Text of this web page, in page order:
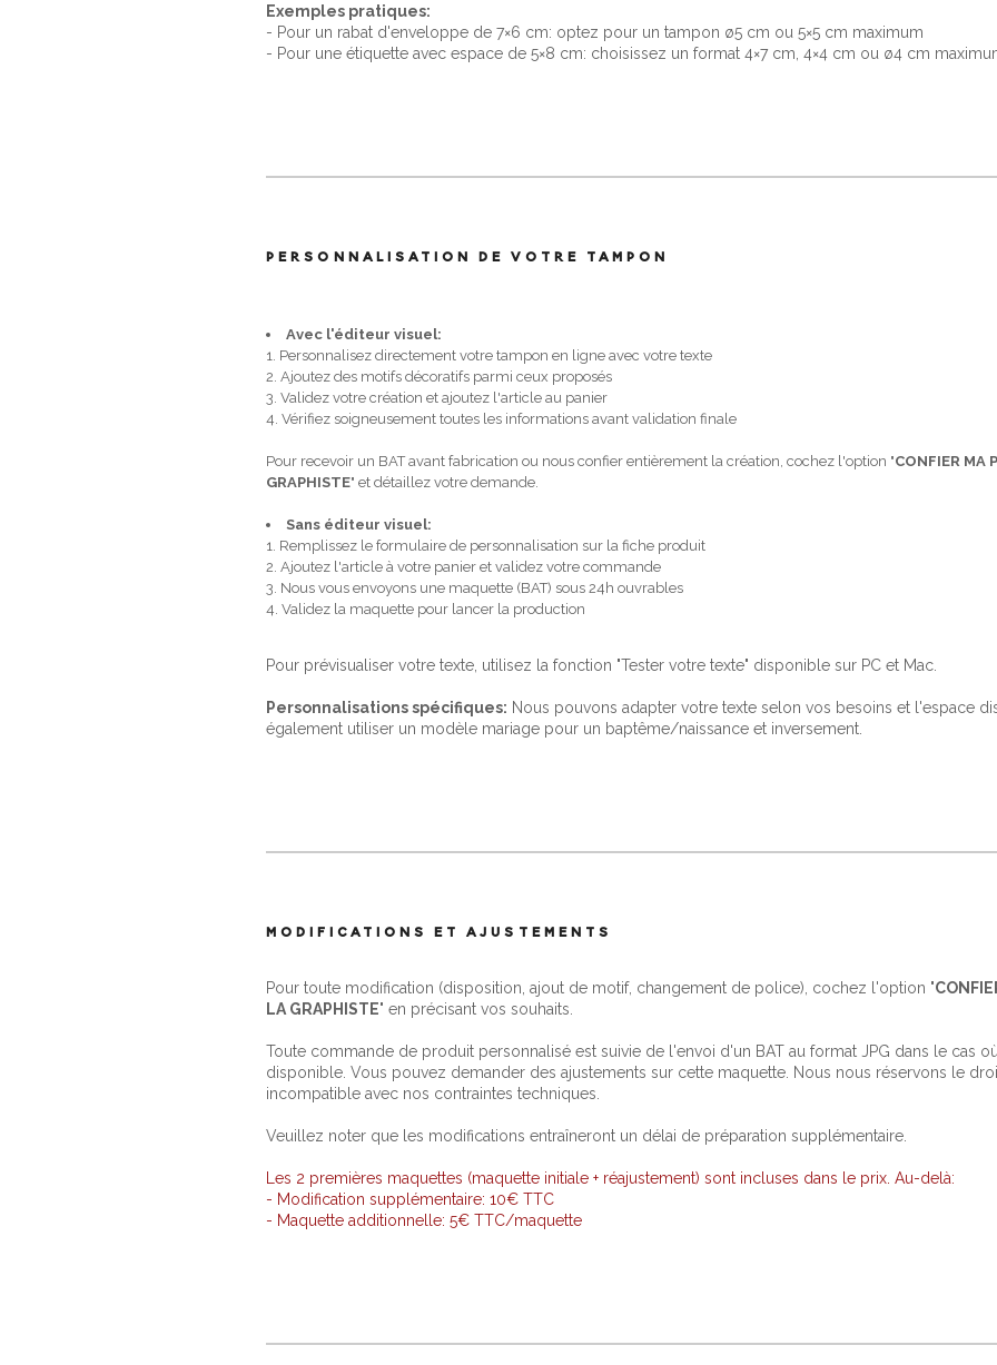
Exemples pratiques:
- Pour un rabat d'enveloppe de 7×6 cm: optez pour un tampon ø5 cm ou 5×5 cm maximum
- Pour une étiquette avec espace de 5×8 cm: choisissez un format 4×7 cm, 4×4 cm ou ø4 cm
PERSONNALISATION DE VOTRE TAMPON
Avec l'éditeur visuel:
1. Personnalisez directement votre tampon en ligne avec votre texte
2. Ajoutez des motifs décoratifs parmi ceux proposés
3. Validez votre création et ajoutez l'article au panier
4. Vérifiez soigneusement toutes les informations avant validation finale
Pour recevoir un BAT avant fabrication ou nous confier entièrement la création, cochez l'option "CONFIER MA
GRAPHISTE" et détaillez votre demande.
Sans éditeur visuel:
1. Remplissez le formulaire de personnalisation sur la fiche produit
2. Ajoutez l'article à votre panier et validez votre commande
3. Nous vous envoyons une maquette (BAT) sous 24h ouvrables
4. Validez la maquette pour lancer la production
Pour prévisualiser votre texte, utilisez la fonction "Tester votre texte" disponible sur PC et Mac.
Personnalisations spécifiques: Nous pouvons adapter votre texte selon vos besoins et l'espace
également utiliser un modèle mariage pour un baptême/naissance et inversement.
MODIFICATIONS ET AJUSTEMENTS
Pour toute modification (disposition, ajout de motif, changement de police), cochez l'option "
LA GRAPHISTE" en précisant vos souhaits.
Toute commande de produit personnalisé est suivie de l'envoi d'un BAT au format JPG dans le cas
disponible. Vous pouvez demander des ajustements sur cette maquette. Nous nous réservons le
incompatible avec nos contraintes techniques.
Veuillez noter que les modifications entraîneront un délai de préparation supplémentaire.
Les 2 premières maquettes (maquette initiale + réajustement) sont incluses dans le prix. Au-delà:
- Modification supplémentaire: 10€ TTC
- Maquette additionnelle: 5€ TTC/maquette